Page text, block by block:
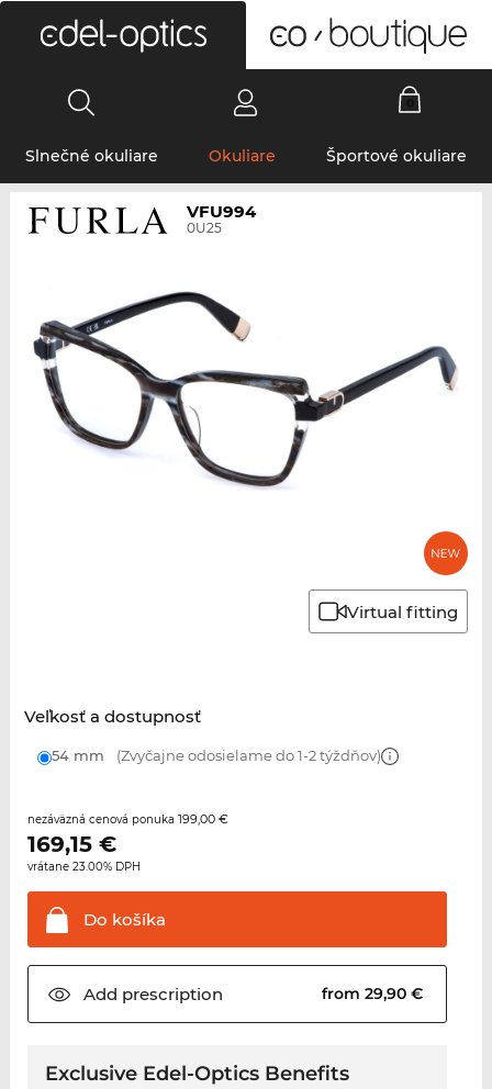
Slnečné okuliare Okuliare Športové okuliare
VFU994
0U25
Virtual fitting
Veľkosť a dostupnosť
54 mm (Zvyčajne odosielame do 1-2 týždňov)
nezáväzná cenová ponuka 199,00 €
169,15€
vrátane 23.00% DPH
Do košíka
Add prescription from 29,90 €
Exclusive Edel-Optics Benefits